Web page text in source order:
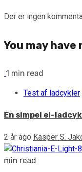
Der er ingen
You may have
1 min read
Test af ladcykler
En simpel el-
2 år ago Kasper S.
min read